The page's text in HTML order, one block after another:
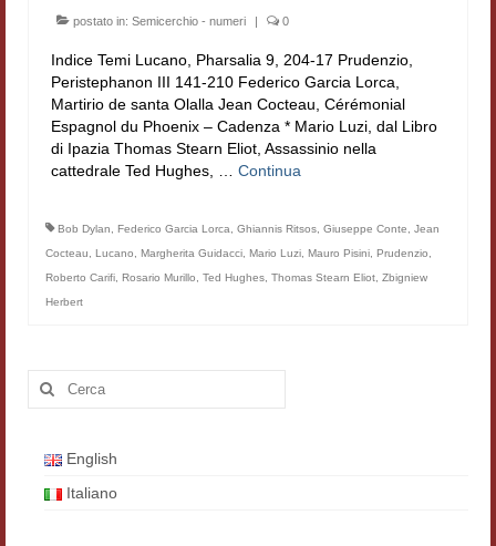
postato in: Semicerchio - numeri 0
Indice Temi Lucano, Pharsalia 9, 204-17 Prudenzio,
Peristephanon III 141-210 Federico Garcia Lorca,
Martirio de santa Olalla Jean Cocteau, Cérémonial
Espagnol du Phoenix – Cadenza * Mario Luzi, dal Libro
di Ipazia Thomas Stearn Eliot, Assassinio nella
cattedrale Ted Hughes, … Continua
Bob Dylan, Federico Garcia Lorca, Ghiannis Ritsos, Giuseppe Conte, Jean
Cocteau, Lucano, Margherita Guidacci, Mario Luzi, Mauro Pisini, Prudenzio,
Roberto Carifi, Rosario Murillo, Ted Hughes, Thomas Stearn Eliot, Zbigniew
Herbert
Cerca:
English
Italiano